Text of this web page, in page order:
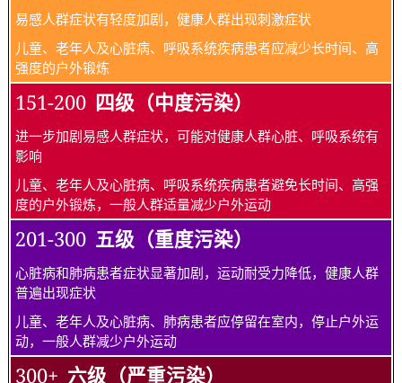
易感人群症状有轻度加剧，健康人群出现刺激症状
儿童、老年人及心脏病、呼吸系统疾病患者应减少长时间、高
强度的户外锻炼
151-200 四级（中度污染）
进一步加剧易感人群症状，可能对健康人群心脏、呼吸系统有
影响
儿童、老年人及心脏病、呼吸系统疾病患者避免长时间、高强
度的户外锻炼，一般人群适量减少户外运动
201-300 五级（重度污染）
心脏病和肺病患者症状显著加剧，运动耐受力降低，健康人群
普遍出现症状
儿童、老年人及心脏病、肺病患者应停留在室内，停止户外运
动，一般人群减少户外运动
300+ 六级（严重污染）